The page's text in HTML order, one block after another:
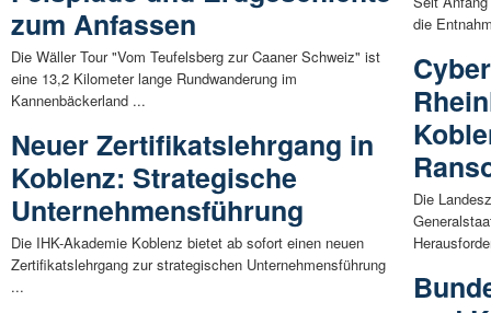
zum Anfassen
Die Wäller Tour "Vom Teufelsberg zur Caaner Schweiz" ist
eine 13,2 Kilometer lange Rundwanderung im
Kannenbäckerland ...
Neuer Zertifikatslehrgang in
Koblenz: Strategische
Unternehmensführung
Die IHK-Akademie Koblenz bietet ab sofort einen neuen
Zertifikatslehrgang zur strategischen Unternehmensführung
...
die
Die